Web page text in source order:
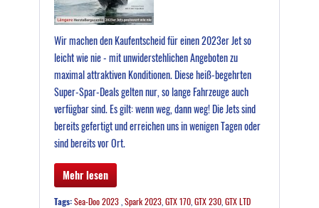
Wir machen den Kaufentscheid für einen 2023er Jet so
leicht wie nie - mit unwiderstehlichen Angeboten zu
maximal attraktiven Konditionen. Diese heiß-begehrten
Super-Spar-Deals gelten nur, so lange Fahrzeuge auch
verfügbar sind. Es gilt: wenn weg, dann weg! Die Jets sind
bereits gefertigt und erreichen uns in wenigen Tagen oder
sind bereits vor Ort.
Mehr lesen
Tags:Sea-Doo 2023 Spark 2023, GTX 170, GTX 230, GTX LTD